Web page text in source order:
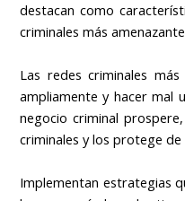
destacan como
criminales más
Las redes criminales
ampliamente y hacer mal
negocio criminal
criminales y los protege de
Implementan estrategias